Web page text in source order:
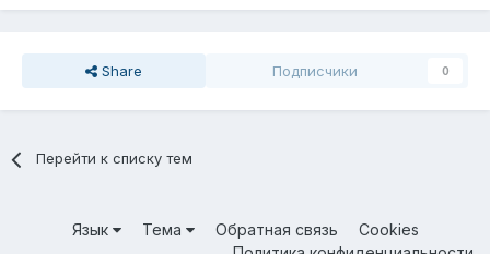
Share Подписчики 0
Перейти к списку тем
Язык Тема Обратная связь
Cookies